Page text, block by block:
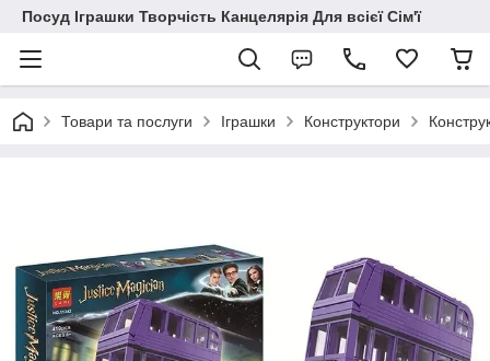
Посуд Іграшки Творчість Канцелярія Для всієї Сім'ї
Товари та послуги Іграшки Конструктори